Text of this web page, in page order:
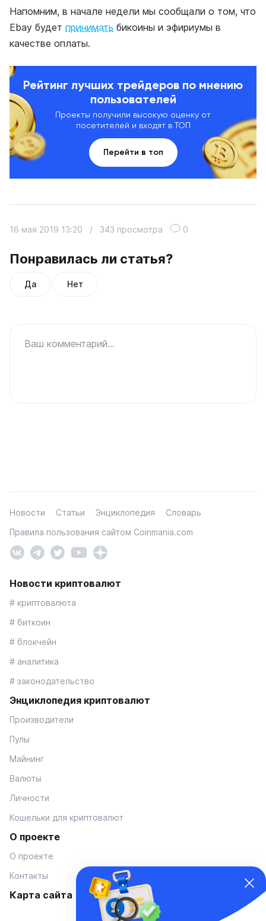
Напомним, в начале недели мы сообщали о том, что
Ebay будет принимать бикоины и эфириумы в
качестве оплаты.
Рейтинг лучших трейдеров по мнению
пользователей
Проекты получили высокую оценку от
посетителей и входят в ТОП
Перейти в топ
Понравилась ли статья?
Да Нет
16 мая 2019 13:20 / 343 просмотра 0
Ваш комментарий...
Новости Статьи Энциклопедия
Словарь
Правила пользования сайтом Coinmania.com
Новости криптовалют
# криптовалюта
# биткоин
# блокчейн
# аналитика
# законодательство
Энциклопедия криптовалют
Производители
Пулы
Майнинг
Валюты
Личности
Кошельки для криптовалют
О проекте
О проекте
Контакты
Карта сайта